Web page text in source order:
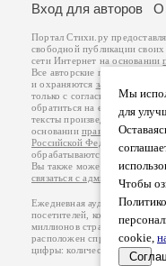
Мы
для
Чтобы
cookie,
Вход для авторов
О
Портал Стихи.ру
свободной публикации
сети Интернет на основании
Все авторские права на
и охраняются законом
.
только с согласия его
обратиться на его авторской
тексты произведений авторы
основанииправил
Российской Федерации
обрабатываются на
Вы также можете
связаться с администрацией
Ежедневная аудитория
посетителей, которые в
миллионов страниц по
расположен справа от этого
цифры: количество